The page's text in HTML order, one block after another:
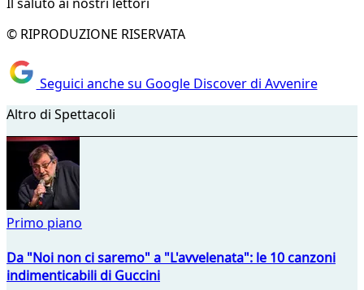
© RIPRODUZIONE RISERVATA
Seguici anche su Google Discover di Avvenire
Altro di Spettacoli
Primo piano
Da "Noi non ci saremo" a "L'avvelenata": le 10 canzoni
indimenticabili di Guccini